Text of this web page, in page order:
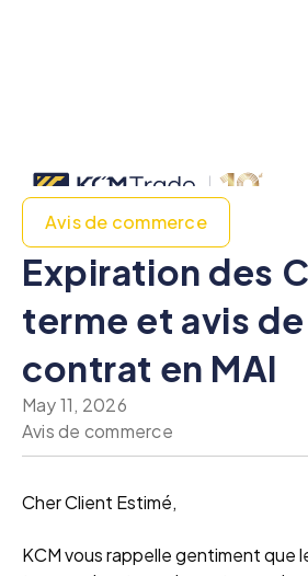
Avis de commerce
Expiration des
terme et avis
contrat en MAI
May 11, 2026
Avis de commerce
Cher Client Estimé,
KCM vous rappelle gentiment que